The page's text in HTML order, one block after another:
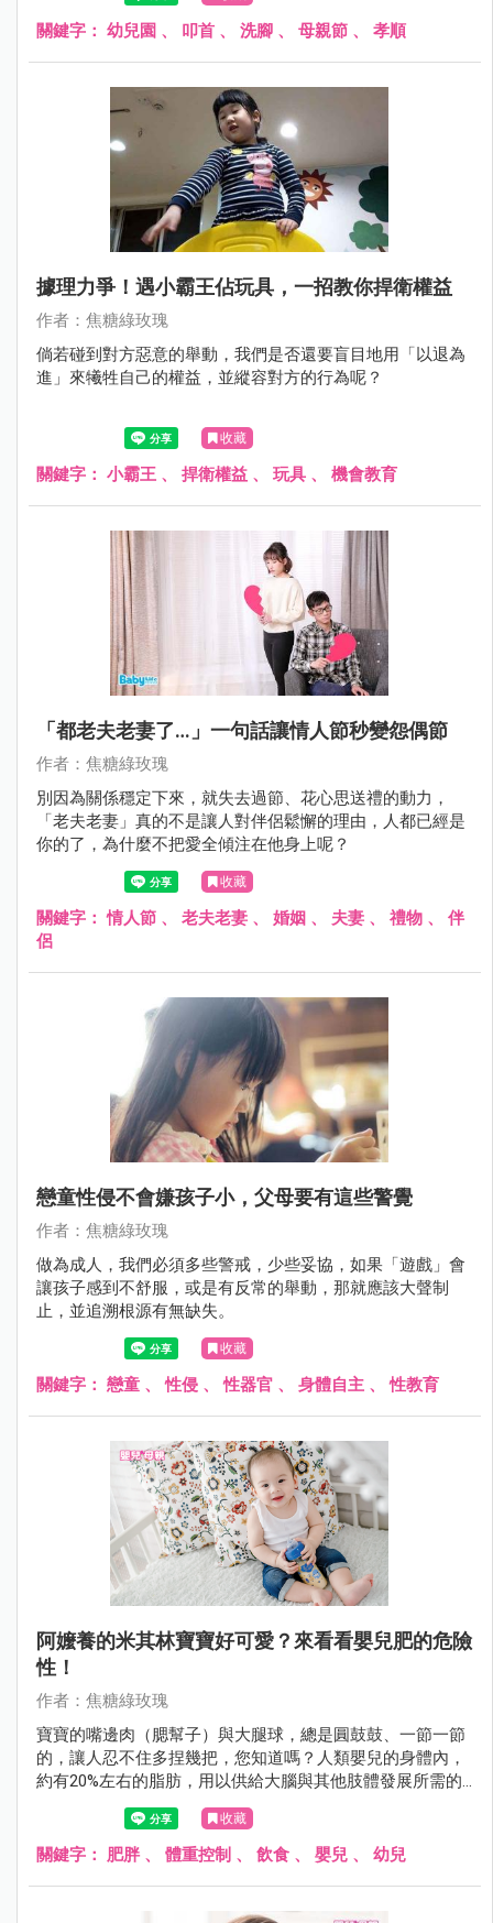
關鍵字： 幼兒園 、 叩首 、 洗腳 、 母親節 、 孝順
據理力爭！遇小霸王佔玩具，一招教你捍衛權益
作者：焦糖綠玫瑰
倘若碰到對方惡意的舉動，我們是否還要盲目地用「以退為
進」來犧牲自己的權益，並縱容對方的行為呢？
收藏
關鍵字： 小霸王 、 捍衛權益 、 玩具 、 機會教育
「都老夫老妻了…」一句話讓情人節秒變怨偶節
作者：焦糖綠玫瑰
別因為關係穩定下來，就失去過節、花心思送禮的動力，
「老夫老妻」真的不是讓人對伴侶鬆懈的理由，人都已經是
你的了，為什麼不把愛全傾注在他身上呢？
收藏
關鍵字：情人節 、 老夫老妻 、 婚姻 、 夫妻 、 禮物 、 伴
侶
戀童性侵不會嫌孩子小，父母要有這些警覺
作者：焦糖綠玫瑰
做為成人，我們必須多些警戒，少些妥協，如果「遊戲」會
讓孩子感到不舒服，或是有反常的舉動，那就應該大聲制
止，並追溯根源有無缺失。
收藏
關鍵字： 戀童 、性侵 、性器官 、 身體自主 、性教育
阿嬤養的米其林寶寶好可愛？來看看嬰兒肥的危險
性！
作者：焦糖綠玫瑰
寶寶的嘴邊肉（腮幫子）與大腿球，總是圓鼓鼓、一節一節
的，讓人忍不住多捏幾把，您知道嗎？人類嬰兒的身體內，
約有20%左右的脂肪，用以供給大腦與其他肢體發展所需的
熱量，大約到了1歲，寶寶的嬰兒肥會漸漸消失，雖然看起
來比較沒那麼討喜，但如果寶寶繼續米其林下去，可是會有
負面影響的。
收藏
關鍵字： 肥胖、 體重控制 、 飲食 、 嬰兒 、 幼兒